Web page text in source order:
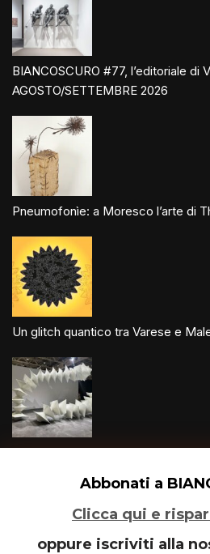
Abbonati a
Clicca qui e
oppure iscriviti alla
BIANCOSCURO #77, l’editoriale di
AGOSTO/SETTEMBRE 2026
Pneumofonìe: a Moresco l’arte di
Un glitch quantico tra Varese e
Speciale Art Basel 2026